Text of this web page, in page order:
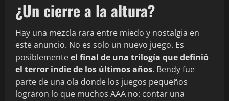
¿Un cierre a la altura?
Hay una mezcla rara entre miedo y nostalgia en
este anuncio. No es solo un nuevo juego. Es
posiblementeel final de una trilogía que definió
el terror indie de los últimos años. Bendy fue
parte de una ola donde los juegos pequeños
lograron lo que muchos AAA no: contar una